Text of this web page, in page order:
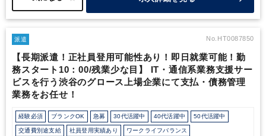
派遣 No.HT0087850
【長期派遣！正社員登用可能性あり！即日就業可能！勤
務スタート10：00/残業少な目】 IT・通信系業務支援サー
ビスを行う渋谷のグロース上場企業にて支払・債務管理
業務をお任せ！
経験必須 ブランクOK 急募 30代活躍中 40代活躍中 50代活躍中
交通費別途支給 社員登用実績あり ワークライフバランス